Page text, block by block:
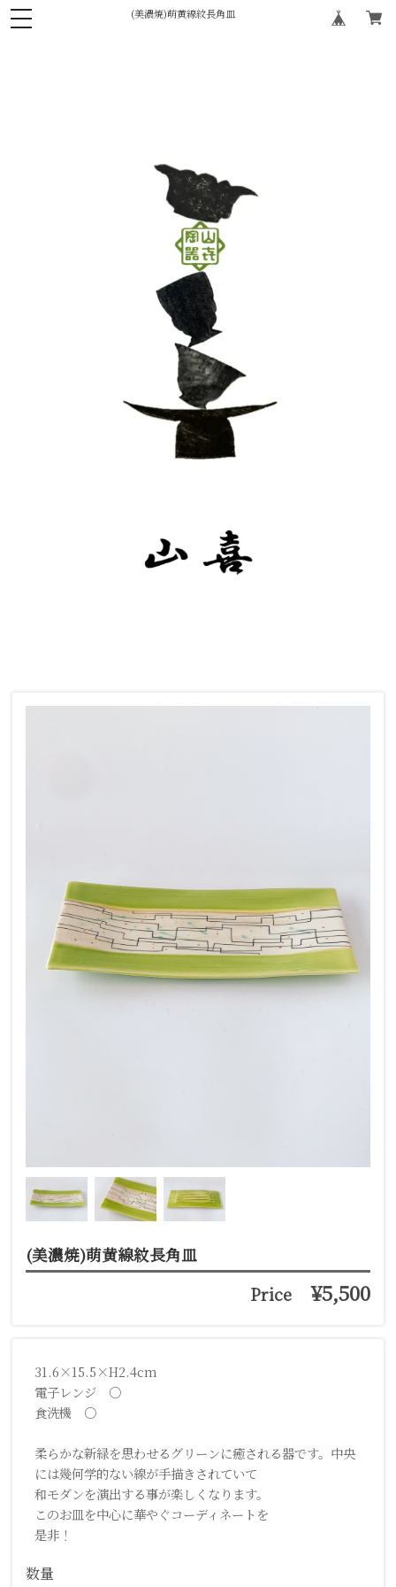
(美濃焼)萌黄線紋長角皿
(美濃焼)萌黄線紋長角皿
Price ¥5,500
31.6×15.5×H2.4cm
電子レンジ ○
食洗機 ○
柔らかな新緑を思わせるグリーンに癒される器です。中央
には幾何学的ない線が手描きされていて
和モダンを演出する事が楽しくなります。
このお皿を中心に華やぐコーディネートを
是非！
数量